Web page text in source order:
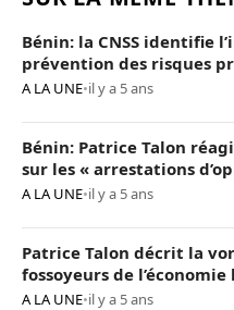
Bénin: la CNSS identifie
prévention des risques
A LA UNE•il y a 5 ans
Bénin: Patrice Talon
sur les « arrestations
A LA UNE•il y a 5 ans
Patrice Talon décrit la
fossoyeurs de
A LA UNE•il y a 5 ans